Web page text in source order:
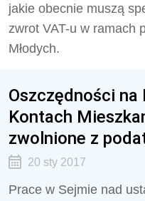
jakie obecnie muszą
zwrot VAT-u w ramach
Młodych.
Oszczędności
Kontach
zwolnione z
20 sty 2017
Prace w Sejmie nad